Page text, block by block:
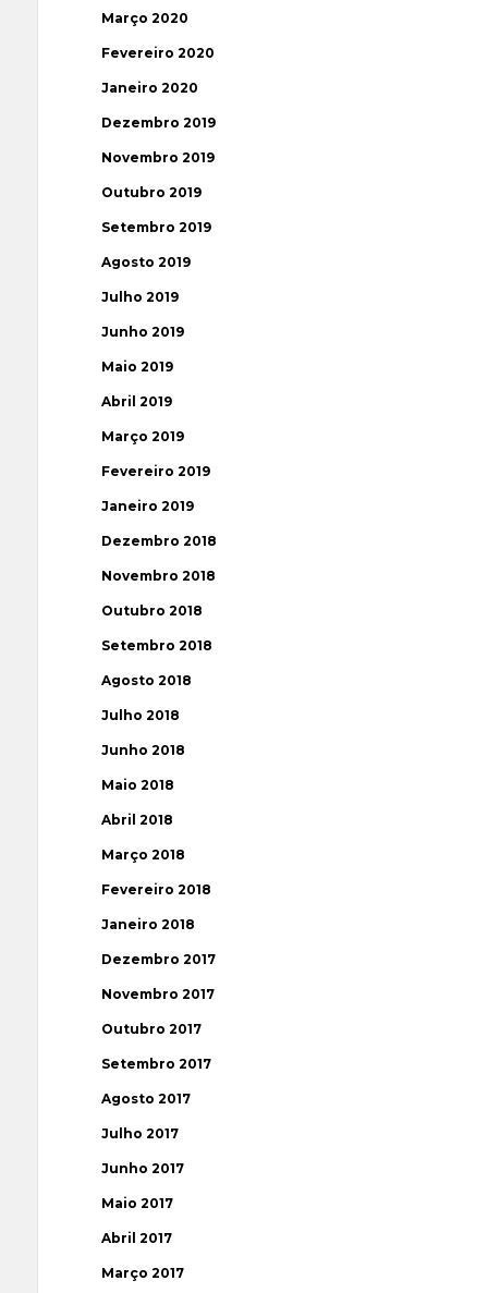
Março 2020
Fevereiro 2020
Janeiro 2020
Dezembro 2019
Novembro 2019
Outubro 2019
Setembro 2019
Agosto 2019
Julho 2019
Junho 2019
Maio 2019
Abril 2019
Março 2019
Fevereiro 2019
Janeiro 2019
Dezembro 2018
Novembro 2018
Outubro 2018
Setembro 2018
Agosto 2018
Julho 2018
Junho 2018
Maio 2018
Abril 2018
Março 2018
Fevereiro 2018
Janeiro 2018
Dezembro 2017
Novembro 2017
Outubro 2017
Setembro 2017
Agosto 2017
Julho 2017
Junho 2017
Maio 2017
Abril 2017
Março 2017